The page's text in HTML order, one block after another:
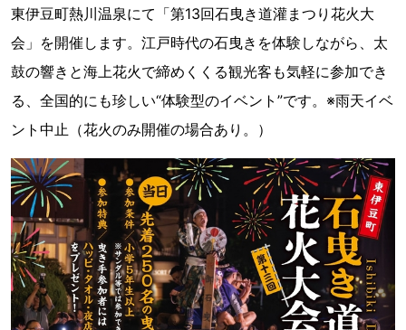
東伊豆町熱川温泉にて「第13回石曳き道灌まつり花火大
会」を開催します。江戸時代の石曳きを体験しながら、太
鼓の響きと海上花火で締めくくる観光客も気軽に参加でき
る、全国的にも珍しい“体験型のイベント”です。※雨天イベ
ント中止（花火のみ開催の場合あり。）